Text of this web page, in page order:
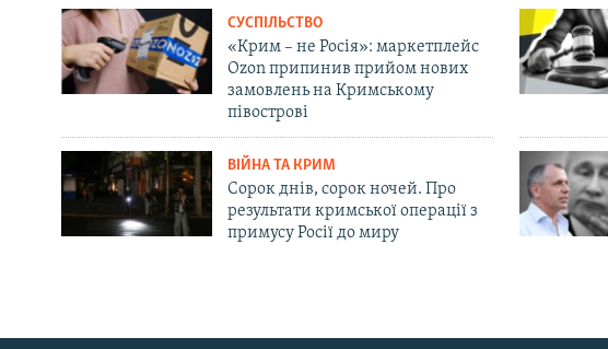
Русский
СУСПІЛЬСТВО
«Крим – не Росія»: маркетплейс
Ozon припинив прийом нових
замовлень на Кримському
півострові
ВІЙНА ТА КРИМ
Сорок днів, сорок ночей. Про
результати кримської операції з
примусу Росії до миру